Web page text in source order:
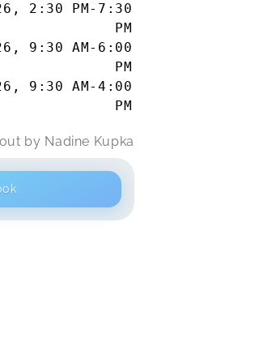
, 2:30 PM - 7:30
PM
, 9:30 AM - 6:00
PM
, 9:30 AM -4:00
PM
by Nadine Kupka